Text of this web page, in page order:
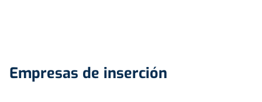
Empresas de inserción